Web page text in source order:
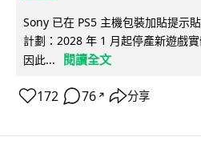
Sony 已在 PS5 主機包裝加貼提示
計劃：2028 年 1 月起停產新遊戲
因此...
閱讀全文
172 76 ↗ 分享